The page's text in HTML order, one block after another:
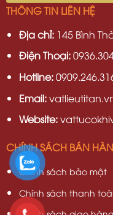
THÔNG TIN LIÊN HỆ
Địa chỉ:145 Bình
Điện Thoại:
Hotline:
Email:
Website:
CHÍNH SÁCH BÁN
Chính sách bảo mật
Chính sách thanh